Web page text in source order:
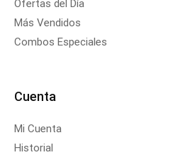
Ofertas del Día
Más Vendidos
Combos Especiales
Cuenta
Mi Cuenta
Historial